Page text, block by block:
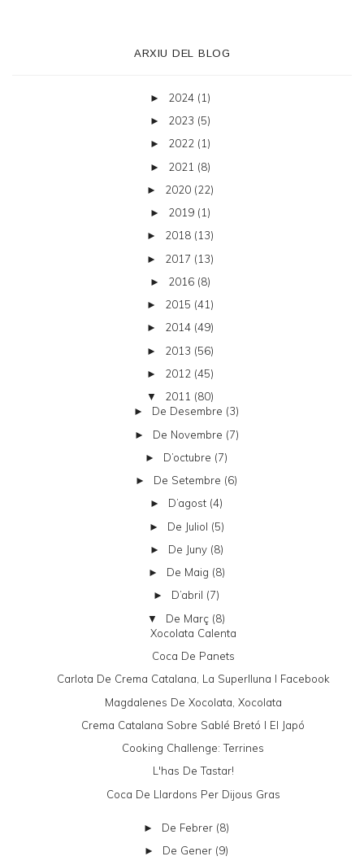
ARXIU DEL BLOG
► 2024 (1)
► 2023 (5)
► 2022 (1)
► 2021 (8)
► 2020 (22)
► 2019 (1)
► 2018 (13)
► 2017 (13)
► 2016 (8)
► 2015 (41)
► 2014 (49)
► 2013 (56)
► 2012 (45)
▼ 2011 (80)
► De Desembre (3)
► De Novembre (7)
► D’octubre (7)
► De Setembre (6)
► D’agost (4)
► De Juliol (5)
► De Juny (8)
► De Maig (8)
► D’abril (7)
▼ De Març (8)
Xocolata Calenta
Coca De Panets
Carlota De Crema Catalana, La Superlluna I Facebook
Magdalenes De Xocolata, Xocolata
Crema Catalana Sobre Sablé Bretó I El Japó
Cooking Challenge: Terrines
L'has De Tastar!
Coca De Llardons Per Dijous Gras
► De Febrer (8)
► De Gener (9)